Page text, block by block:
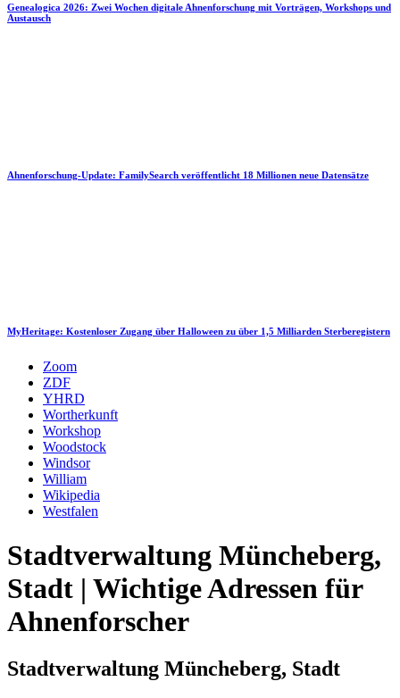
Genealogica 2026: Zwei Wochen digitale Ahnenforschung mit Vorträgen, Workshops und
Austausch
Ahnenforschung-Update: FamilySearch veröffentlicht 18 Millionen neue Datensätze
MyHeritage: Kostenloser Zugang über Halloween zu über 1,5 Milliarden Sterberegistern
Zoom
ZDF
YHRD
Wortherkunft
Workshop
Woodstock
Windsor
William
Wikipedia
Westfalen
Stadtverwaltung Müncheberg,
Stadt | Wichtige Adressen für
Ahnenforscher
Stadtverwaltung Müncheberg, Stadt